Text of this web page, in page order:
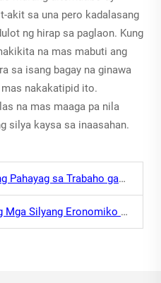
akit sa una pero kadalasang
ng hirap sa paglaon. Kung
na mas mabuti ang
sa isang bagay na ginawa
nakakatipid ito.
na mas maaga pa nila
silya kaysa sa inaasahan.
Trabaho gamit ang mga Executive Chair
para sa Malusog na Puwang ng Trabaho